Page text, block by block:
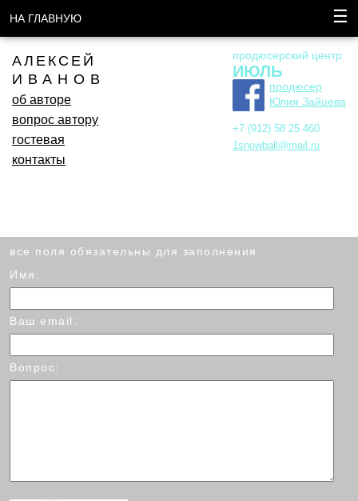
НА ГЛАВНУЮ ☰
АЛЕКСЕЙ
ИВАНОВ
об авторе
вопрос автору
гостевая
контакты
продюсерский центр
ИЮЛЬ
продюсер
Юлия Зайцева
+7 (912) 58 25 460
1snowball@mail.ru
все поля обязательны для заполнения
Имя:
Ваш email:
Вопрос: